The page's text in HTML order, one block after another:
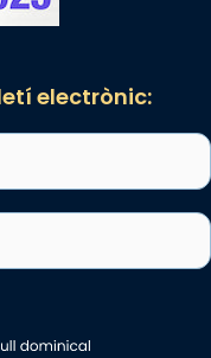
electrònic: